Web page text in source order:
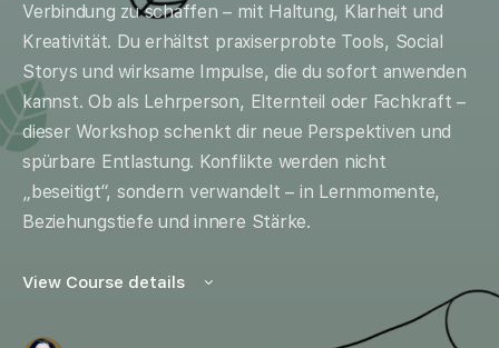
Verbindung zu schaffen – mit Haltung, Klarheit und
Kreativität. Du erhältst praxiserprobte Tools, Social
Storys und wirksame Impulse, die du sofort anwenden
kannst. Ob als Lehrperson, Elternteil oder Fachkraft –
dieser Workshop schenkt dir neue Perspektiven und
spürbare Entlastung. Konflikte werden nicht
„beseitigt“, sondern verwandelt – in Lernmomente,
Beziehungstiefe und innere Stärke.
View Course details